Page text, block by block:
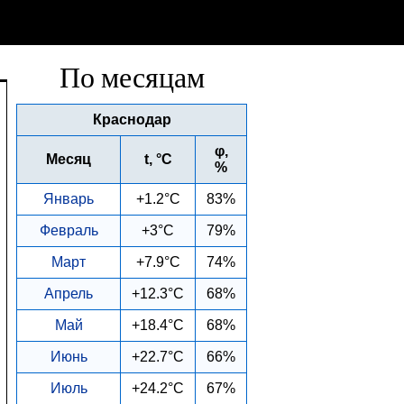
По месяцам
Краснодар
Месяц t, °C
φ,
%
Январь +1.2°C 83%
Февраль +3°C 79%
Март +7.9°C 74%
Апрель +12.3°C 68%
Май +18.4°C 68%
Июнь +22.7°C 66%
Июль +24.2°C 67%